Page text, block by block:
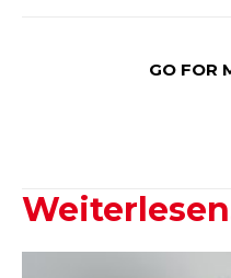
GO FOR